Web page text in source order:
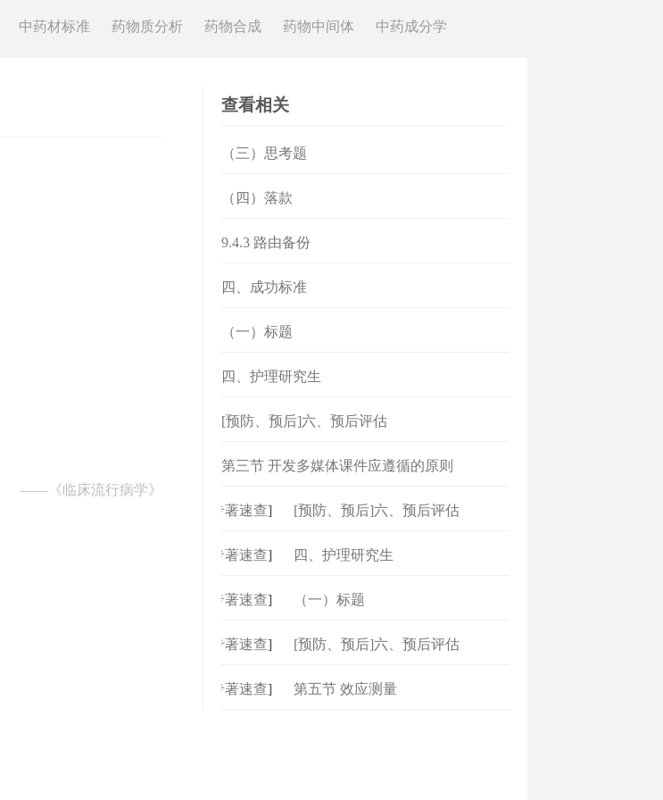
中药材标准 药物质分析 药物合成 药物中间体 中药成分学
—— 《临床流行病学》
查看相关
（三）思考题
（四）落款
9.4.3 路由备份
四、成功标准
（一）标题
四、护理研究生
[预防、预后]六、预后评估
第三节 开发多媒体课件应遵循的原则
专著速查] [预防、预后]六、预后评估
专著速查] 四、护理研究生
专著速查] （一）标题
专著速查] [预防、预后]六、预后评估
专著速查] 第五节 效应测量